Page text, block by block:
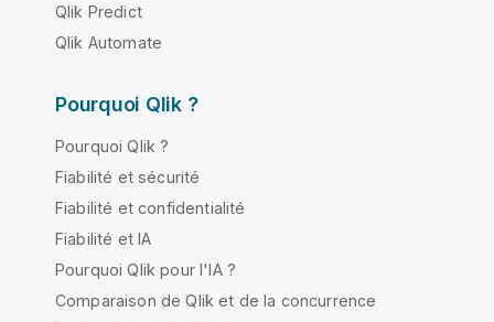
Qlik Predict
Qlik Automate
Pourquoi Qlik ?
Pourquoi Qlik ?
Fiabilité et sécurité
Fiabilité et confidentialité
Fiabilité et IA
Pourquoi Qlik pour l'IA ?
Comparaison de Qlik et de la concurrence